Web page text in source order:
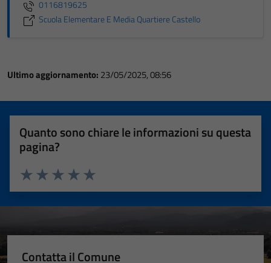
0116819625
Scuola Elementare E Media Quartiere Castello
Ultimo aggiornamento: 23/05/2025, 08:56
Quanto sono chiare le informazioni su questa
pagina?
Valuta 5 stelle su 5
Valuta 4 stelle su 5
Valuta 3 stelle su 5
Valuta 2 stelle su 5
Valuta 1 stelle su 5
Contatta il Comune